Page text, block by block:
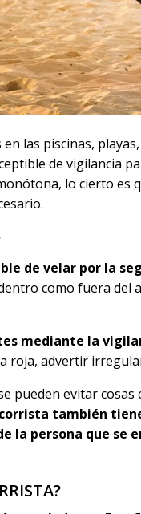
las piscinas,
de vigilancia
lo cierto es
de velar por la
como fuera del
mediante la
roja, advertir
pueden evitar cosas
también
la persona que se